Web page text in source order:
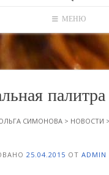
МЕНЮ
палитра
СИМОНОВА > НОВОСТИ >
25.04.2015 ОТ ADMIN